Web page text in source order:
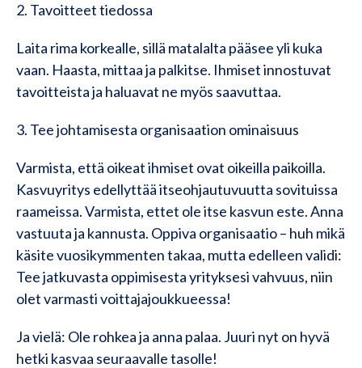
2. Tavoitteet tiedossa
Laita rima korkealle, sillä matalalta pääsee yli kuka
vaan. Haasta, mittaa ja palkitse. Ihmiset innostuvat
tavoitteista ja haluavat ne myös saavuttaa.
3. Tee johtamisesta organisaation ominaisuus
Varmista, että oikeat ihmiset ovat oikeilla paikoilla.
Kasvuyritys edellyttää itseohjautuvuutta sovituissa
raameissa. Varmista, ettet ole itse kasvun este. Anna
vastuuta ja kannusta. Oppiva organisaatio – huh mikä
käsite vuosikymmenten takaa, mutta edelleen validi:
Tee jatkuvasta oppimisesta yrityksesi vahvuus, niin
olet varmasti voittajajoukkueessa!
Ja vielä: Ole rohkea ja anna palaa. Juuri nyt on hyvä
hetki kasvaa seuraavalle tasolle!